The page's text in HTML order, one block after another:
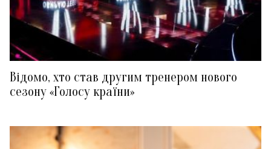
Відомо, хто став другим тренером нового
сезону «Голосу країни»